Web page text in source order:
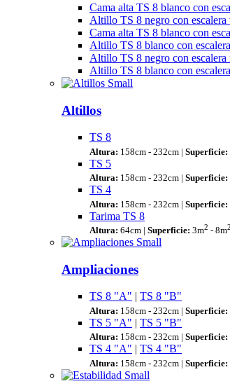
Cama alta TS 8 blanco con
Altillo TS 8 negro con
Cama alta TS 8 blanco con
Altillo TS 8 blanco con
Altillo TS 8 negro con escalera
Altillo TS 8 blanco con
Altillos
TS 8
Altura: 158cm - 232cm | Superficie:
TS 5
Altura: 158cm - 232cm | Superficie:
TS 4
Altura: 158cm - 232cm | Superficie:
Tarima TS 8
Altura: 64cm | Superficie: 3m2 - 8m2
Ampliaciones
TS 8 "A" TS 8 "B"
Altura: 158cm - 232cm | Superficie:
TS 5 "A" | TS 5 "B"
Altura: 158cm - 232cm | Superficie:
TS 4 "A" | TS 4 "B"
Altura: 158cm - 232cm | Superficie: